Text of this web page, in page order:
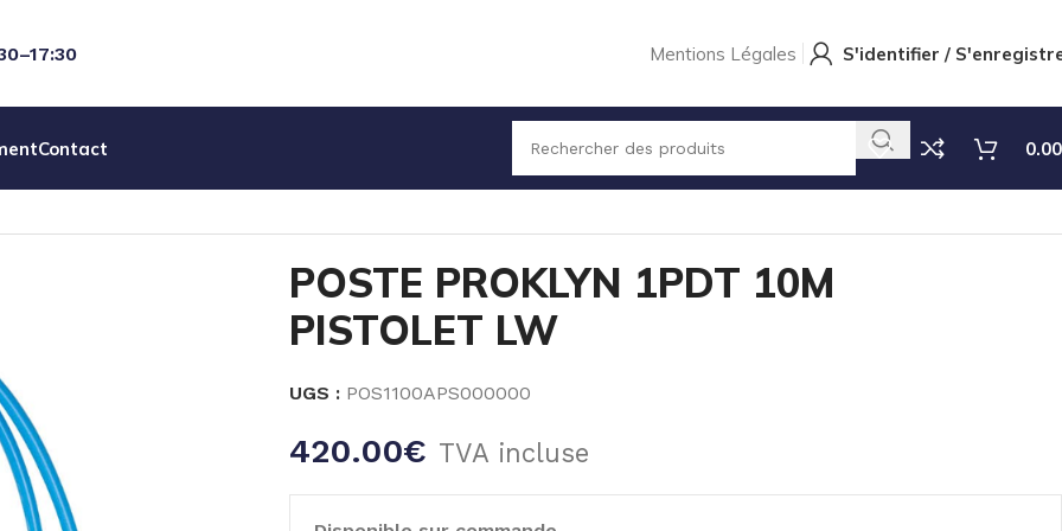
Mentions Légales S'identifier /
Contact
0.00
POSTE PROKLYN 1PDT 10M
PISTOLET LW
UGS : POS1100APS000000
420.00€ TVA incluse